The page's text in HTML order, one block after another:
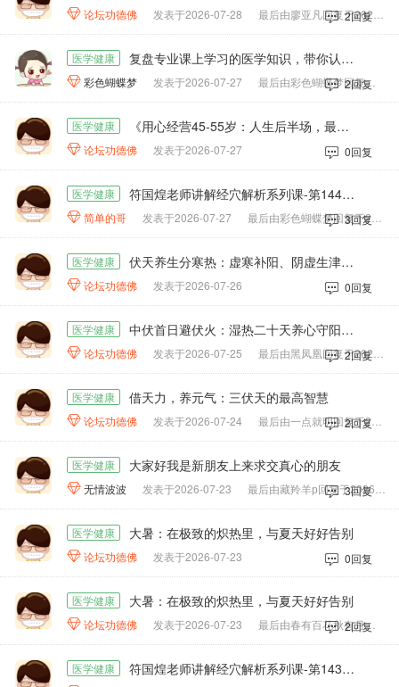
论坛功德佛 发表于2026-07-28 最后由廖亚凡回复于2026-07-28
2回复
医学健康 复盘专业课上学习的医学知识，带你认识心力衰竭
彩色蝴蝶梦 发表于2026-07-27 最后由彩色蝴蝶梦回复于2026-07-28
2回复
医学健康 《用心经营45-55岁：人生后半场，最该讨好的是自己》
论坛功德佛 发表于2026-07-27 0回复
医学健康 符国煌老师讲解经穴解析系列课-第144课、奇穴之颈百劳、定喘、子宫穴
简单的哥 发表于2026-07-27 最后由彩色蝴蝶梦回复于2026-07-28
3回复
医学健康 伏天养生分寒热：虚寒补阳、阴虚生津，4款专属食疗方请查收
论坛功德佛 发表于2026-07-26 0回复
医学健康 中伏首日避伏火：湿热二十天养心守阳实操指南
论坛功德佛 发表于2026-07-25 最后由黑凤凰回复于2026-07-26
2回复
医学健康 借天力，养元气：三伏天的最高智慧
论坛功德佛 发表于2026-07-24 最后由一点就明回复于2026-07-24
2回复
医学健康 大家好我是新朋友上来求交真心的朋友
无情波波 发表于2026-07-23 最后由藏羚羊р回复于2026-07-23
3回复
医学健康 大暑：在极致的炽热里，与夏天好好告别
论坛功德佛 发表于2026-07-23 0回复
医学健康 大暑：在极致的炽热里，与夏天好好告别
论坛功德佛 发表于2026-07-23 最后由春有百花秋有月回复于2026-07-23
2回复
医学健康 符国煌老师讲解经穴解析系列课-第143课、奇穴之耳尖、球后、上迎香